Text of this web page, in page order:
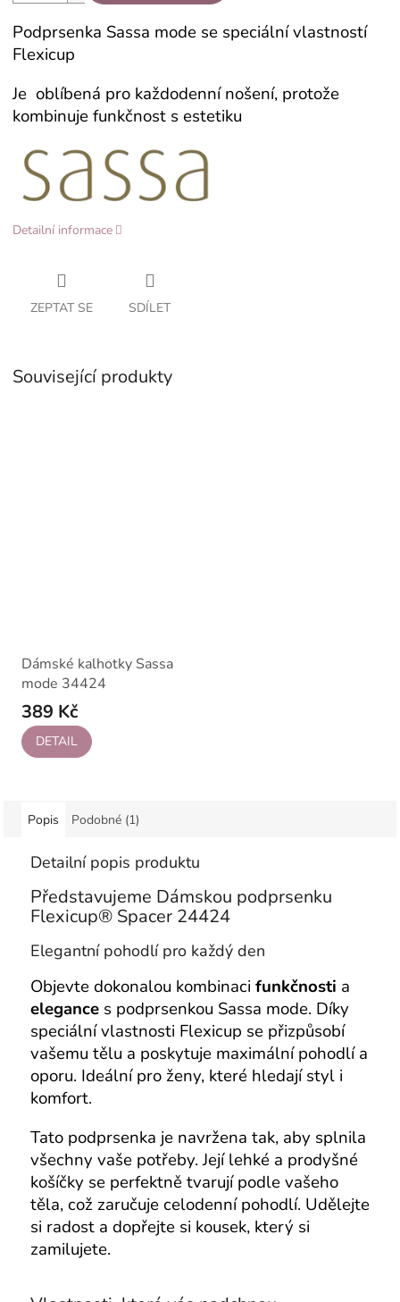
Podprsenka Sassa mode se speciální vlastností
Flexicup
Je oblíbená pro každodenní nošení, protože
kombinuje funkčnost s estetiku
Detailní informace
ZEPTAT SE SDÍLET
Související produkty
Dámské kalhotky Sassa
mode 34424
389 Kč
DETAIL
Popis Podobné (1)
Detailní popis produktu
Představujeme Dámskou podprsenku
Flexicup® Spacer 24424
Elegantní pohodlí pro každý den
Objevte dokonalou kombinaci funkčnosti a
elegance s podprsenkou Sassa mode. Díky
speciální vlastnosti Flexicup se přizpůsobí
vašemu tělu a poskytuje maximální pohodlí a
oporu. Ideální pro ženy, které hledají styl i
komfort.
Tato podprsenka je navržena tak, aby splnila
všechny vaše potřeby. Její lehké a prodyšné
košíčky se perfektně tvarují podle vašeho
těla, což zaručuje celodenní pohodlí. Udělejte
si radost a dopřejte si kousek, který si
zamilujete.